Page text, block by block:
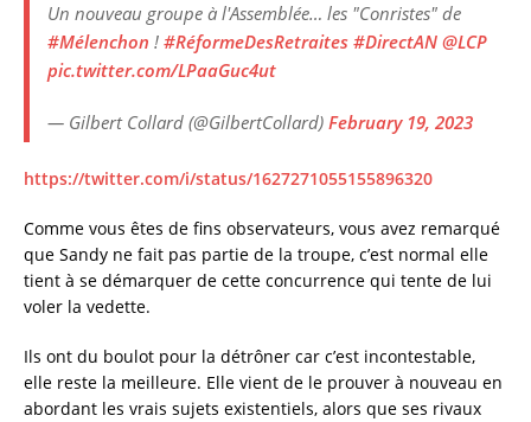
Un nouveau groupe à l'Assemblée… les "Conristes" de
#Mélenchon ! #RéformeDesRetraites #DirectAN @LCP
pic.twitter.com/LPaaGuc4ut
— Gilbert Collard (@GilbertCollard) February 19, 2023
https://twitter.com/i/status/1627271055155896320
Comme vous êtes de fins observateurs, vous avez remarqué
que Sandy ne fait pas partie de la troupe, c’est normal elle
tient à se démarquer de cette concurrence qui tente de lui
voler la vedette.
Ils ont du boulot pour la détrôner car c’est incontestable,
elle reste la meilleure. Elle vient de le prouver à nouveau en
abordant les vrais sujets existentiels, alors que ses rivaux